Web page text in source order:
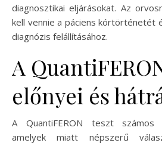
diagnosztikai eljárásokat. Az
kell vennie a páciens kórtörténetét
diagnózis felállításához.
A
előnyei és
A QuantiFERON teszt számos
amelyek miatt népszerű